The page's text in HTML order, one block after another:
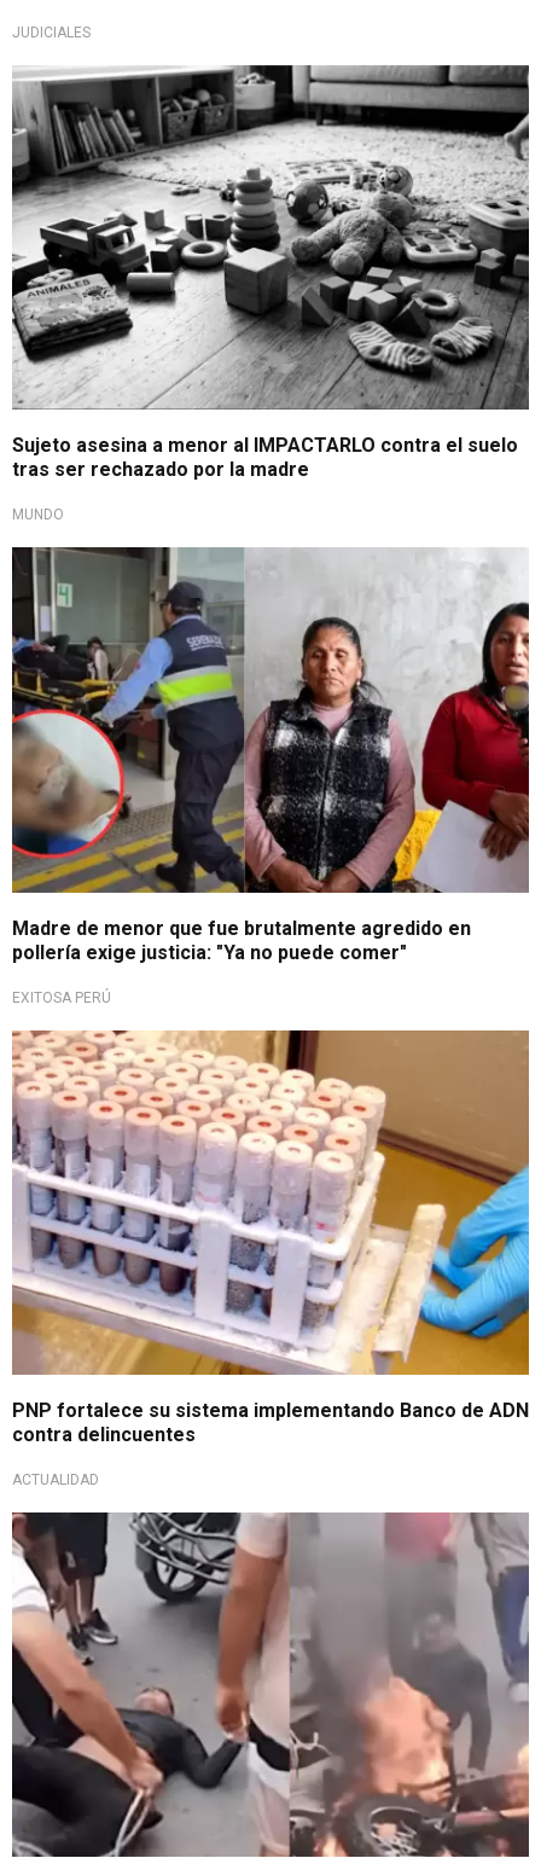
JUDICIALES
Fue rechazado
Sujeto asesina a menor al IMPACTARLO contra el suelo
tras ser rechazado por la madre
MUNDO
Madre de menor que fue brutalmente agredido en
pollería exige justicia: "Ya no puede comer"
EXITOSA PERÚ
Todo estará registrado
PNP fortalece su sistema implementando Banco de ADN
contra delincuentes
ACTUALIDAD
Cansados de delincuencia